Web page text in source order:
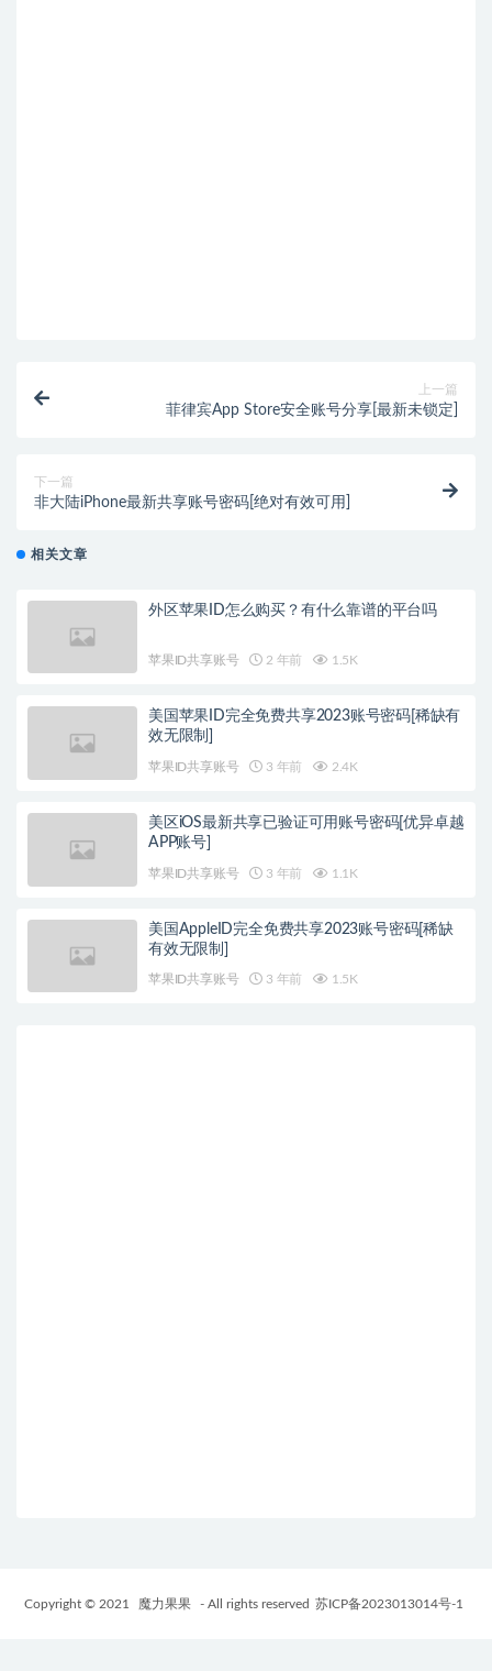
上一篇
菲律宾App Store安全账号分享[最新未锁定]
下一篇
非大陆iPhone最新共享账号密码[绝对有效可用]
相关文章
外区苹果ID怎么购买？有什么靠谱的平台吗
苹果ID共享账号 2 年前 1.5K
美国苹果ID完全免费共享2023账号密码[稀缺有
效无限制]
苹果ID共享账号 3 年前 2.4K
美区iOS最新共享已验证可用账号密码[优异卓越
APP账号]
苹果ID共享账号 3 年前 1.1K
美国AppleID完全免费共享2023账号密码[稀缺
有效无限制]
苹果ID共享账号 3 年前 1.5K
Copyright © 2021 魔力果果 - All rights reserved 苏ICP备2023013014号-1